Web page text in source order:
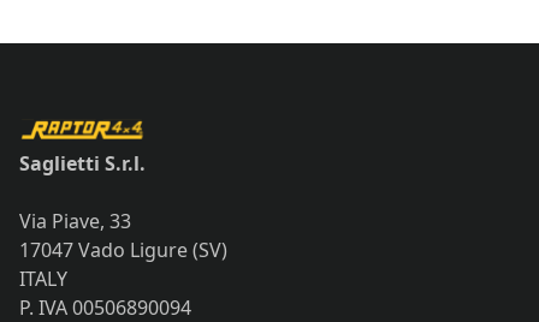
Saglietti S.r.l.
Via Piave, 33
17047 Vado Ligure (SV)
ITALY
P. IVA 00506890094